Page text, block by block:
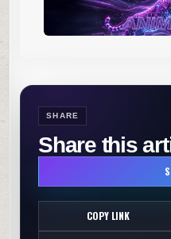
SHARE
Share this
COPY LINK